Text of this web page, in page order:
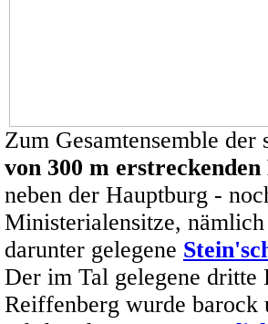
Zum Gesamtensemble
von 300 m
neben der Hauptburg -
Ministerialensitze,
darunter gelegene
Der im Tal gelegene
Reiffenberg wurde barock